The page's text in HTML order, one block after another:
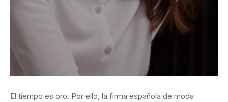
El tiempo es oro. Por ello, la firma española de moda